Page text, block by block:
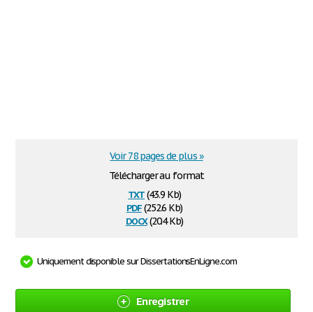
Télécharger au format
txt(43.9 Kb)
pdf(252.6 Kb)
docx(20.4 Kb)
Voir 78 pages de plus »
Uniquement disponible sur DissertationsEnLigne.com
Enregistrer